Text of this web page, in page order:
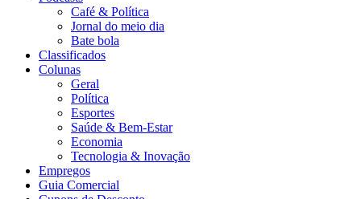
Café & Política
Jornal do meio dia
Bate bola
Classificados
Colunas
Geral
Política
Esportes
Saúde & Bem-Estar
Economia
Tecnologia & Inovação
Empregos
Guia Comercial